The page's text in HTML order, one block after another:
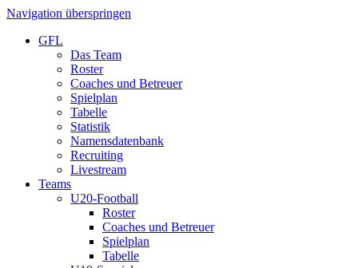
Navigation überspringen
GFL
Das Team
Roster
Coaches und Betreuer
Spielplan
Tabelle
Statistik
Namensdatenbank
Recruiting
Livestream
Teams
U20-Football
Roster
Coaches und Betreuer
Spielplan
Tabelle